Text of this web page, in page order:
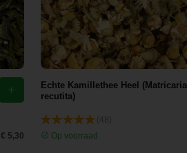
€ 5,30
Echte Kamillethee Heel (Matricaria
recutita)
Op voorraad